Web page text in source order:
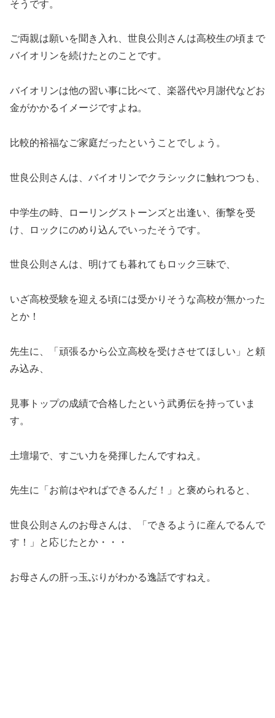
そうです。
ご両親は願いを聞き入れ、世良公則さんは高校生の頃まで
バイオリンを続けたとのことです。
バイオリンは他の習い事に比べて、楽器代や月謝代などお
金がかかるイメージですよね。
比較的裕福なご家庭だったということでしょう。
世良公則さんは、バイオリンでクラシックに触れつつも、
中学生の時、ローリングストーンズと出逢い、衝撃を受
け、ロックにのめり込んでいったそうです。
世良公則さんは、明けても暮れてもロック三昧で、
いざ高校受験を迎える頃には受かりそうな高校が無かった
とか！
先生に、「頑張るから公立高校を受けさせてほしい」と頼
み込み、
見事トップの成績で合格したという武勇伝を持っていま
す。
土壇場で、すごい力を発揮したんですねえ。
先生に「お前はやればできるんだ！」と褒められると、
世良公則さんのお母さんは、「できるように産んでるんで
す！」と応じたとか・・・
お母さんの肝っ玉ぶりがわかる逸話ですねえ。